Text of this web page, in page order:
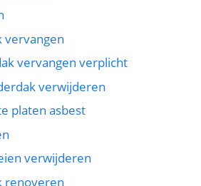
vervangen
vervangen verplicht
verwijderen
platen asbest
verwijderen
renoveren